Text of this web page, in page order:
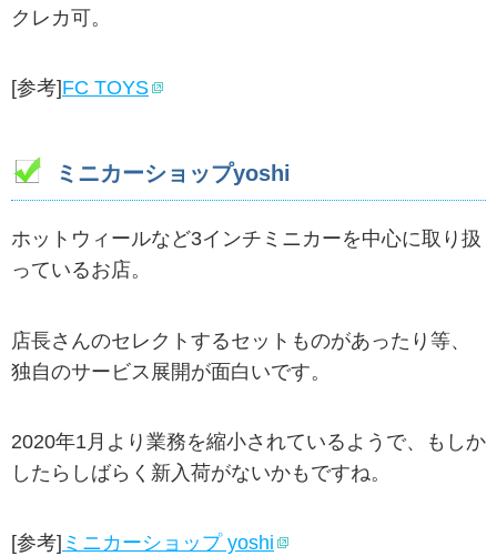
クレカ可。
[参考]FC TOYS
ミニカーショップyoshi
ホットウィールなど3インチミニカーを中心に取り扱
っているお店。
店長さんのセレクトするセットものがあったり等、
独自のサービス展開が面白いです。
2020年1月より業務を縮小されているようで、もしか
したらしばらく新入荷がないかもですね。
[参考] ミニカーショップ yoshi